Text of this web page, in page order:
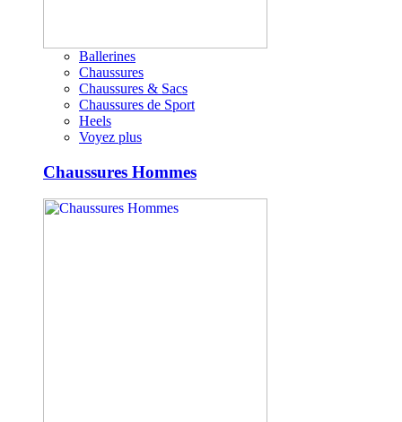
Ballerines
Chaussures
Chaussures & Sacs
Chaussures de Sport
Heels
Voyez plus
Chaussures Hommes